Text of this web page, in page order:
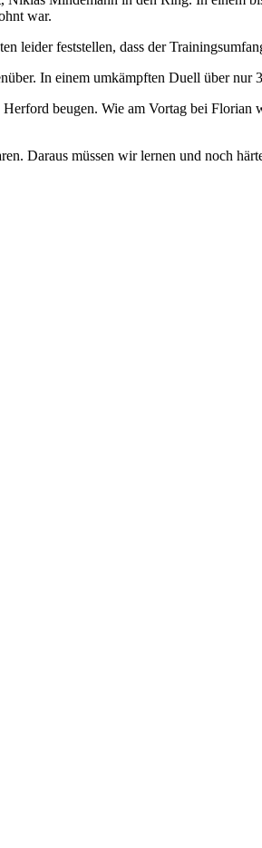
war.
leider feststellen, dass der
In einem umkämpften Duell über nur
beugen. Wie am Vortag bei
Daraus müssen wir lernen und noch